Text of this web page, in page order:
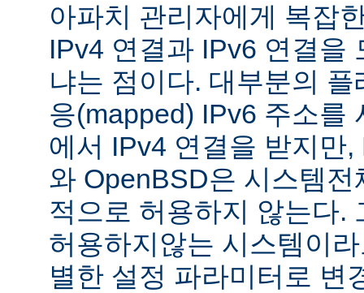
아파치 관리자에게 복잡
IPv4 연결과 IPv6 연결을
냐는 점이다. 대부분의
응(mapped) IPv6 주소를
에서 IPv4 연결을 받지만
와 OpenBSD은 시스템
적으로 허용하지 않는다.
허용하지않는 시스템이
별한 설정 파라미터로 변